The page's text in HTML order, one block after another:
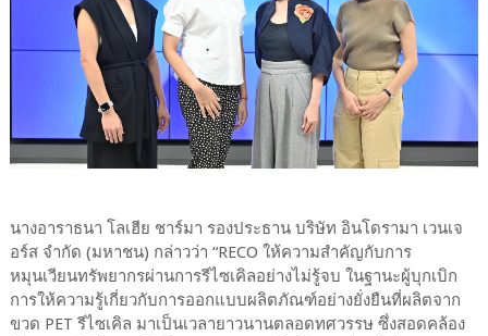
นางอาราธนา โลเฮีย ชาร์มา รองประธาน บริษัท อินโดรามา เวนเจ
อร์ส จำกัด (มหาชน) กล่าวว่า “RECO ให้ความสำคัญกับการ
หมุนเวียนทรัพยากรผ่านการรีไซเคิลอย่างไม่รู้จบ ในฐานะผู้บุกเบิก
การให้ความรู้เกี่ยวกับการออกแบบผลิตภัณฑ์อย่างยั่งยืนที่ผลิตจาก
ขวด PET รีไซเคิล มาเป็นเวลายาวนานตลอดทศวรรษ ซึ่งสอดคล้อง